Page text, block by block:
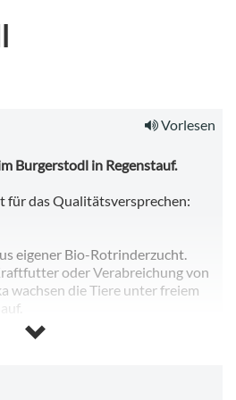
Vorlesen
Burgerstodl in Regenstauf.
für das Qualitätsversprechen:
eigener Bio-Rotrinderzucht.
oder Verabreichung von
wachsen die Tiere unter freiem
Backstube mit unserem Meier